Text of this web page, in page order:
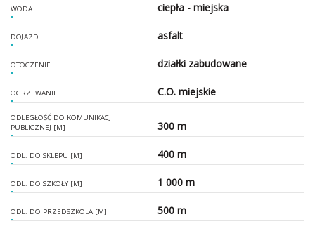
WODA ciepła - miejska
DOJAZD asfalt
OTOCZENIE działki zabudowane
OGRZEWANIE C.O. miejskie
ODLEGŁOŚĆ DO KOMUNIKACJI
PUBLICZNEJ [M]
300 m
ODL. DO SKLEPU [M] 400 m
ODL. DO SZKOŁY [M] 1 000 m
ODL. DO PRZEDSZKOLA [M] 500 m